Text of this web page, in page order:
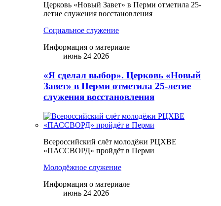
Церковь «Новый Завет» в Перми отметила 25-
летие служения восстановления
Социальное служение
Информация о материале
июнь 24 2026
«Я сделал выбор». Церковь «Новый
Завет» в Перми отметила 25-летие
служения восстановления
Всероссийский слёт молодёжи РЦХВЕ
«ПАССВОРД» пройдёт в Перми
Молодёжное служение
Информация о материале
июнь 24 2026